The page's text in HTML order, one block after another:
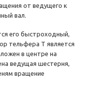
от ведущего к
вал.
его быстроходный,
тельфера Т является
в центре на
ведущая шестерня,
вращение